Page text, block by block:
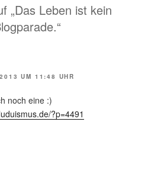
„Das Leben ist kein
UM 11:48 UHR
noch eine :)
?p=4491